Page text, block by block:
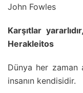
John Fowles
Karşıtlar
Herakleitos
Dünya her zaman
insanın kendisidir.